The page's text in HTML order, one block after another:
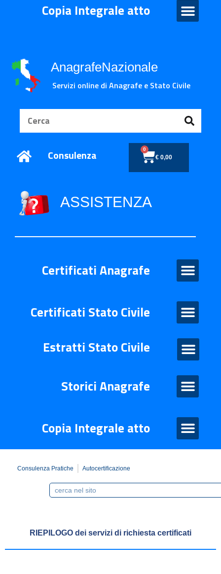
Copia Integrale atto
AnagrafeNazionale
Servizi online di Anagrafe e Stato Civile
Consulenza €0,00
0
ASSISTENZA
Certificati Anagrafe
Certificati Stato Civile
Estratti Stato Civile
Storici Anagrafe
Copia Integrale atto
Consulenza Pratiche Autocertificazione
RIEPILOGO dei servizi di richiesta certificati